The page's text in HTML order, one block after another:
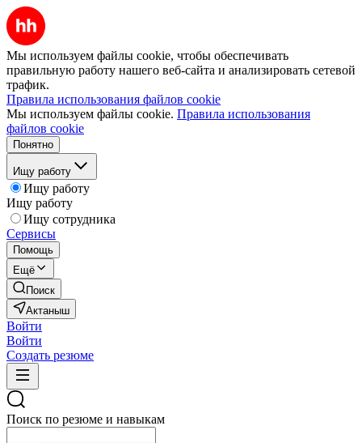
Мы используем файлы cookie, чтобы обеспечивать
правильную работу нашего веб-сайта и анализировать сетевой
трафик.
Правила использования файлов cookie
Мы используем файлы cookie. Правила использования
файлов cookie
Понятно
Ищу работу
Ищу работу
Ищу работу
Ищу сотрудника
Сервисы
Помощь
Ещё
Поиск
Актаныш
Войти
Войти
Создать резюме
Поиск по резюме и навыкам